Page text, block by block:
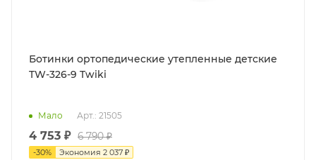
Ботинки ортопедические утепленные детские
TW-326-9 Twiki
Мало Арт.: 21505
4 753 ₽ 6 790 ₽
-30% Экономия 2 037 ₽